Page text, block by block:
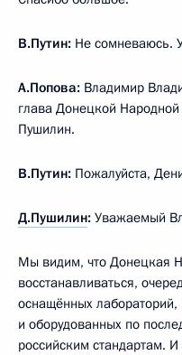
В.Путин: Не сомневаюсь.
А.Попова: Владимир
глава Донецкой
Пушилин.
В.Путин: Пожалуйста,
Д.Пушилин: Уважаемый
Мы видим, что Донецкая
восстанавливаться,
оснащённых лабораторий,
и оборудованных по
российским стандартам.